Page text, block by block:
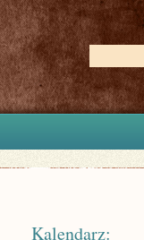
Kalendarz: